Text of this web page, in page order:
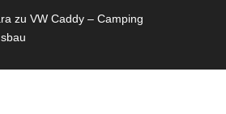
zu VW Caddy – Camping